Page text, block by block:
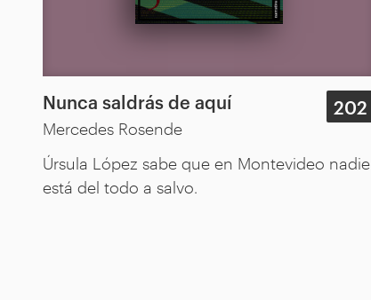
Nunca saldrás de aquí
Mercedes Rosende
202
Úrsula López sabe que en Montevideo nadie
está del todo a salvo.